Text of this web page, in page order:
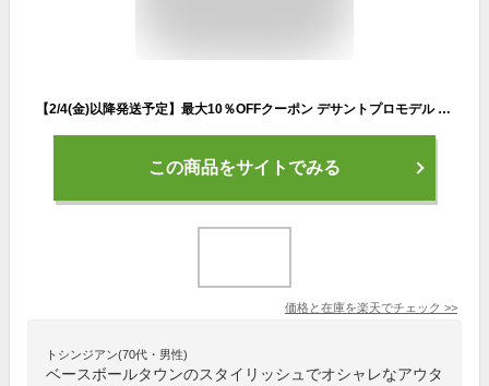
【2/4(金)以降発送予定】最大10％OFFクーポン デサントプロモデル エクスプラスチタンサーモジャケット 中綿入り ジュニア用 JDR-215 野球 取寄 グランドコート 少年用 防寒 アウター 秋冬 野球ウェア 男の子 女の子 キッズ
この商品をサイトでみる
価格と在庫を楽天でチェック >>
トシンジアン(70代・男性)
ベースボールタウンのスタイリッシュでオシャレなアウタ